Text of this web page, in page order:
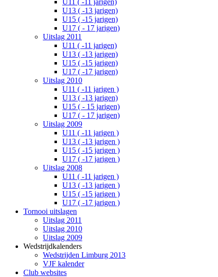
U13 ( -13 jarigen)
U15 ( -15 jarigen)
U17 ( - 17 jarigen)
Uitslag 2011
U11 ( -11 jarigen)
U13 ( -13 jarigen)
U15 ( -15 jarigen)
U17 ( -17 jarigen)
Uitslag 2010
U11 ( -11 jarigen )
U13 ( -13 jarigen)
U15 ( - 15 jarigen)
U17 ( - 17 jarigen)
Uitslag 2009
U11 ( -11 jarigen )
U13 ( -13 jarigen )
U15 ( -15 jarigen )
U17 ( -17 jarigen )
Uitslag 2008
U11 ( -11 jarigen )
U13 ( -13 jarigen )
U15 ( -15 jarigen )
U17 ( -17 jarigen )
Tornooi uitslagen
Uitslag 2011
Uitslag 2010
Uitslag 2009
Wedstrijdkalenders
Wedstrijden Limburg 2013
VJF kalender
Club websites